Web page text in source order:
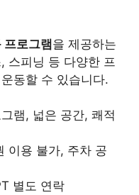
프로그램을 제공하는
스피닝 등 다양한 프
동할 수 있습니다.
램, 넓은 공간, 쾌적
이용 불가, 주차 공
별도 연락